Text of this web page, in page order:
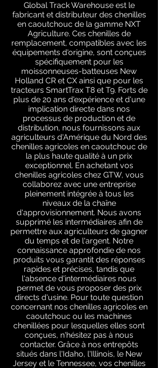
Global Track Warehouse est le
fabricant et distributeur des chenilles
en caoutchouc de la gamme NXT
Agriculture. Ces chenilles de
remplacement, compatibles avec les
équipements d'origine, sont conçues
spécifiquement pour les
moissonneuses-batteuses New
Holland CR et CX ainsi que pour les
tracteurs SmartTrax T8 et T9. Forts de
plus de 20 ans d'expérience et d'une
implication directe dans nos
processus de production et de
distribution, nous fournissons aux
agriculteurs d'Amérique du Nord des
chenilles agricoles en caoutchouc de
la plus haute qualité à un prix
exceptionnel. En achetant vos
chenilles agricoles chez GTW, vous
collaborez avec une entreprise
pleinement intégrée à tous les
niveaux de la chaîne
d'approvisionnement. Nous avons
supprimé les intermédiaires afin de
permettre aux agriculteurs de gagner
du temps et de l'argent. Notre
connaissance approfondie de nos
produits vous garantit des réponses
rapides et précises, tandis que
l'absence d'intermédiaires nous
permet de vous proposer des prix
directs d'usine. Pour toute question
concernant nos chenilles agricoles en
caoutchouc ou les machines
chenillées pour lesquelles elles sont
conçues, n'hésitez pas à nous
contacter. Grâce à nos entrepôts
situés dans l'Idaho, l'Illinois, le New
Jersey et le Tennessee, vos chenilles